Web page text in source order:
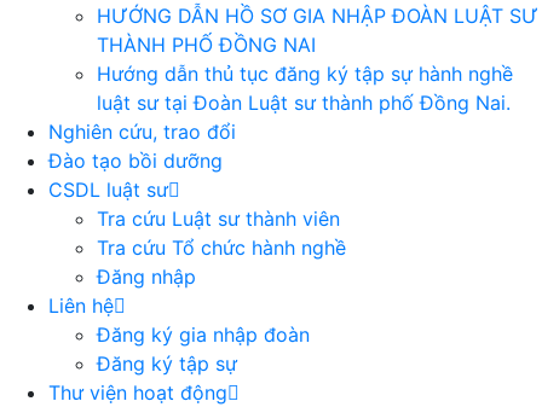
HƯỚNG DẪN HỒ SƠ GIA NHẬP ĐOÀN LUẬT SƯ
THÀNH PHỐ ĐỒNG NAI
Hướng dẫn thủ tục đăng ký tập sự hành nghề
luật sư tại Đoàn Luật sư thành phố Đồng Nai.
Nghiên cứu, trao đổi
Đào tạo bồi dưỡng
CSDL luật sư
Tra cứu Luật sư thành viên
Tra cứu Tổ chức hành nghề
Đăng nhập
Liên hệ
Đăng ký gia nhập đoàn
Đăng ký tập sự
Thư viện hoạt động